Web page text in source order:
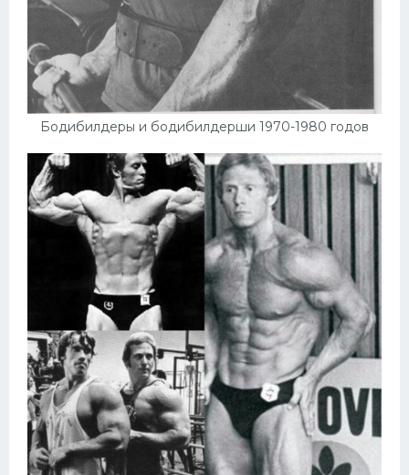
Бодибилдеры и бодибилдерши 1970-1980 годов